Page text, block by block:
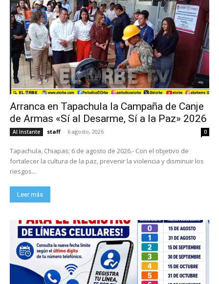
Arranca en Tapachula la Campaña de Canje
de Armas «Sí al Desarme, Sí a la Paz» 2026
Al Instante staff - 6 agosto, 2026 0
Tapachula, Chiapas; 6 de agosto de 2026.- Con el objetivo de
fortalecer la cultura de la paz, prevenir la violencia y disminuir los
riesgos...
Leer más